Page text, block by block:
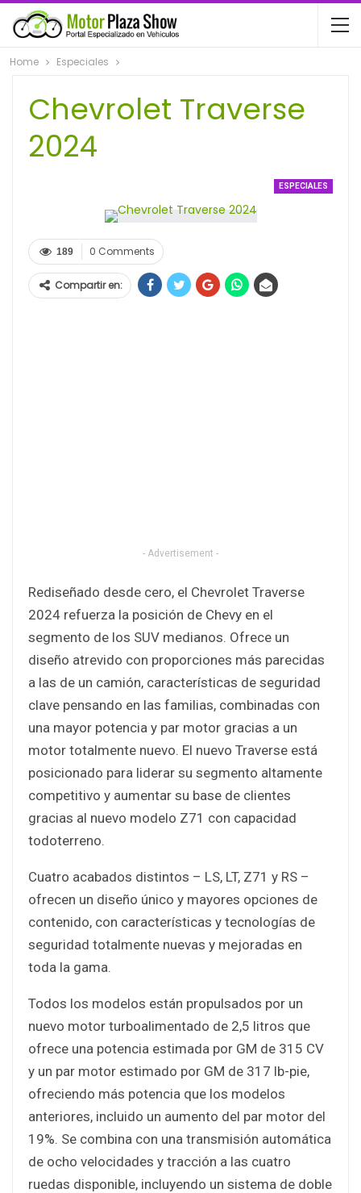
Home Especiales
Chevrolet Traverse
2024
ESPECIALES
0 Comments
189
Compartir en:
- Advertisement -
Rediseñado desde cero, el Chevrolet Traverse
2024 refuerza la posición de Chevy en el
segmento de los SUV medianos. Ofrece un
diseño atrevido con proporciones más parecidas
a las de un camión, características de seguridad
clave pensando en las familias, combinadas con
una mayor potencia y par motor gracias a un
motor totalmente nuevo. El nuevo Traverse está
posicionado para liderar su segmento altamente
competitivo y aumentar su base de clientes
gracias al nuevo modelo Z71 con capacidad
todoterreno.
Cuatro acabados distintos – LS, LT, Z71 y RS –
ofrecen un diseño único y mayores opciones de
contenido, con características y tecnologías de
seguridad totalmente nuevas y mejoradas en
toda la gama.
Todos los modelos están propulsados por un
nuevo motor turboalimentado de 2,5 litros que
ofrece una potencia estimada por GM de 315 CV
y un par motor estimado por GM de 317 lb-pie,
ofreciendo más potencia que los modelos
anteriores, incluido un aumento del par motor del
19%. Se combina con una transmisión automática
de ocho velocidades y tracción a las cuatro
ruedas disponible, incluyendo un sistema de doble